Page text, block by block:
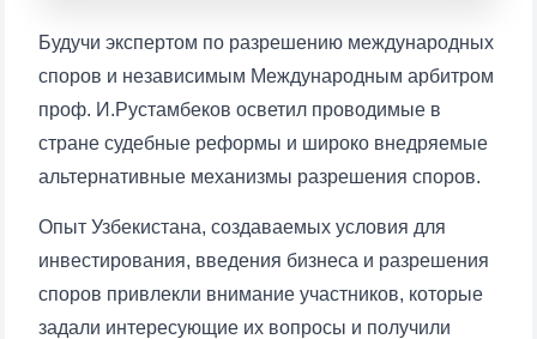
Будучи экспертом по разрешению международных
споров и независимым Международным арбитром
проф. И.Рустамбеков осветил проводимые в
стране судебные реформы и широко внедряемые
альтернативные механизмы разрешения споров.
Опыт Узбекистана, создаваемых условия для
инвестирования, введения бизнеса и разрешения
споров привлекли внимание участников, которые
задали интересующие их вопросы и получили